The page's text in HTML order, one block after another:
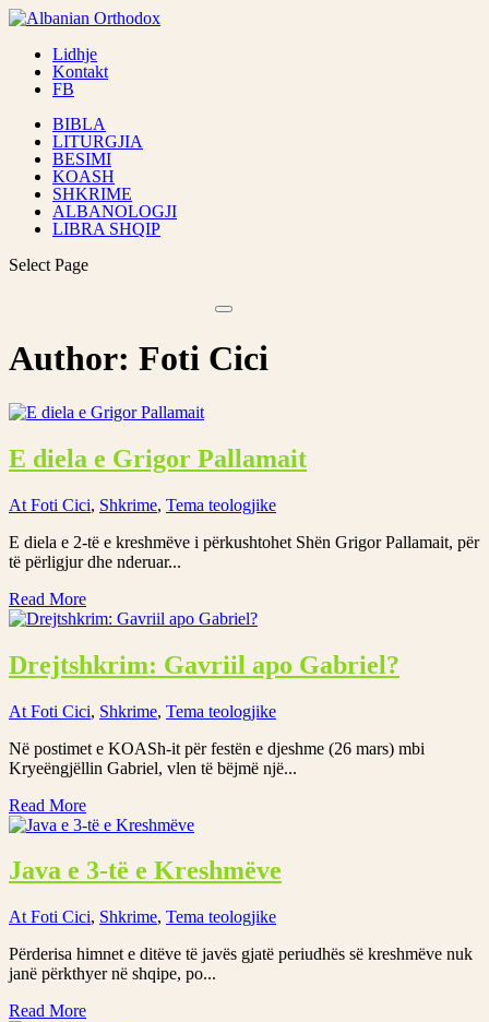
Lidhje
Kontakt
FB
BIBLA
LITURGJIA
BESIMI
KOASH
SHKRIME
ALBANOLOGJI
LIBRA SHQIP
Select Page
Author: Foti Cici
E diela e Grigor Pallamait
At Foti Cici, Shkrime, Tema teologjike
E diela e 2-të e kreshmëve i përkushtohet Shën Grigor Pallamait, për
të përligjur dhe nderuar...
Read More
Drejtshkrim: Gavriil apo Gabriel?
At Foti Cici, Shkrime, Tema teologjike
Në postimet e KOASh-it për festën e djeshme (26 mars) mbi
Kryeëngjëllin Gabriel, vlen të bëjmë një...
Read More
Java e 3-të e Kreshmëve
At Foti Cici, Shkrime, Tema teologjike
Përderisa himnet e ditëve të javës gjatë periudhës së kreshmëve nuk
janë përkthyer në shqipe, po...
Read More